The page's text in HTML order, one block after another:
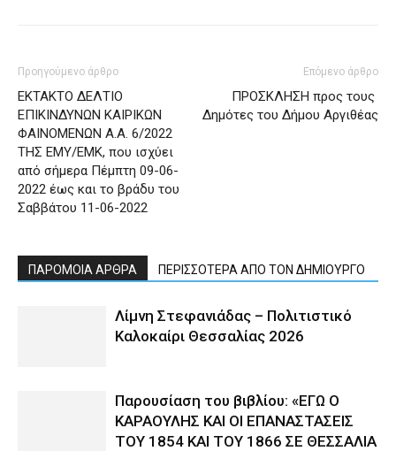
Προηγούμενο άρθρο
ΕΚΤΑΚΤΟ ΔΕΛΤΙΟ
ΕΠΙΚΙΝΔΥΝΩΝ ΚΑΙΡΙΚΩΝ
ΦΑΙΝΟΜΕΝΩΝ Α.Α. 6/2022
ΤΗΣ ΕΜΥ/ΕΜΚ, που ισχύει
από σήμερα Πέμπτη 09-06-
2022 έως και το βράδυ του
Σαββάτου 11-06-2022
Επόμενο άρθρο
ΠΡΟΣΚΛΗΣΗ προς τους
Δημότες του Δήμου Αργιθέας
ΠΑΡΟΜΟΙΑ ΑΡΘΡΑ ΠΕΡΙΣΣΟΤΕΡΑ ΑΠΟ ΤΟΝ ΔΗΜΙΟΥΡΓΟ
Λίμνη Στεφανιάδας – Πολιτιστικό
Καλοκαίρι Θεσσαλίας 2026
Παρουσίαση του βιβλίου: «ΕΓΩ Ο
ΚΑΡΑΟΥΛΗΣ ΚΑΙ ΟΙ ΕΠΑΝΑΣΤΑΣΕΙΣ
ΤΟΥ 1854 ΚΑΙ ΤΟΥ 1866 ΣΕ ΘΕΣΣΑΛΙΑ